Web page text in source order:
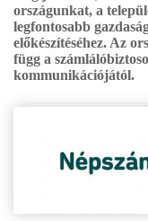
országunkat, a
legfontosabb
előkészítéséhez. Az
függ a
kommunikációjától.